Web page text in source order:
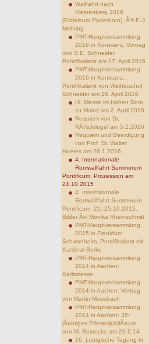
Wallfahrt nach
Kleinenberg 2016
(Erzbistum Paderborn), Â© F.-J.
Mehring
PMT-Hauptversammlung
2016 in Konstanz, Vortrag
von S.E. Schneider,
Pontifikalamt am 17. April 2016
PMT-Hauptversammlung
2016 in Konstanz,
Pontifikalamt von Weihbischof
Schneider am 16. April 2016
Hl. Messe im Hohen Dom
zu Mainz am 2. April 2016
Requiem von Dr.
RÃ¼ckriegel am 5.2.2016
Requiem und Beerdigung
von Prof. Dr. Walter
Hoeres am 26.1.2016
4. Internationale
Romwallfahrt Summorum
Pontificum, Prozession am
24.10.2015
4. Internationale
Romwallfahrt Summorum
Pontificum, 22.-25.10.2015,
Bilder Â© Monika Rheinschmitt
PMT-Hauptversammlung
2015 in Frankfurt-
Schwanheim, Pontifikalamt mit
Kardinal Burke
PMT-Hauptversammlung
2014 in Aachen:
Karlsmesse
PMT-Hauptversammlung
2014 in Aachen: Vortrag
von Martin Mosebach
PMT-Hauptversammlung
2014 in Aachen: 35-
jÃ¤hriges PriesterjubilÃ¤um
von M. Reinecke am 29.6.14
16. Liturgische Tagung in